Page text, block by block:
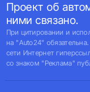
Проект об
ними связано.
При цитировании и
на "Auto24"
сети Интернет
со знаком "Реклама"